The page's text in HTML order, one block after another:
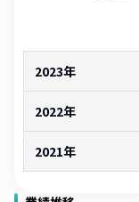
2023年
2022年
2021年